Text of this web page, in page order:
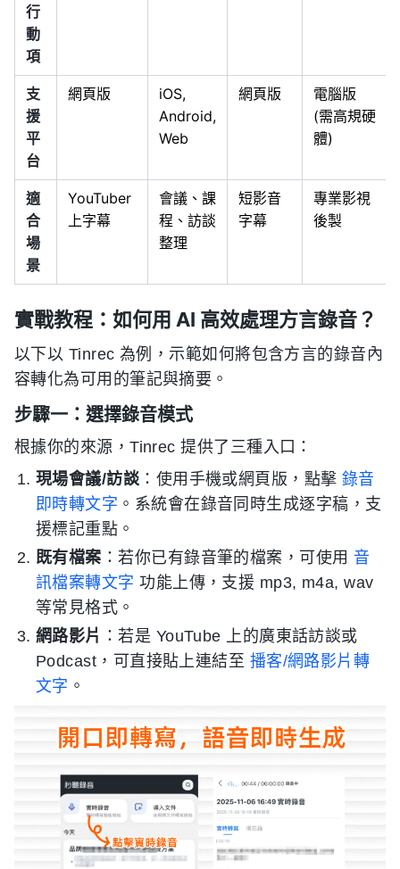
行
動
項
支
援
平
台
網頁版
iOS,
Android,
Web
網頁版
電腦版
(需高規硬
體)
適
合
場
景
YouTuber
上字幕
會議、課
程、訪談
整理
短影音
字幕
專業影視
後製
實戰教程：如何用 AI 高效處理方言錄音？
以下以 Tinrec 為例，示範如何將包含方言的錄音內
容轉化為可用的筆記與摘要。
步驟一：選擇錄音模式
根據你的來源，Tinrec 提供了三種入口：
現場會議/訪談：使用手機或網頁版，點擊錄音
即時轉文字 。系統會在錄音同時生成逐字稿，支
援標記重點。
既有檔案 ：若你已有錄音筆的檔案，可使用 音
訊檔案轉文字 功能上傳，支援 mp3, m4a, wav
等常見格式。
網路影片 ：若是 YouTube 上的廣東話訪談或
Podcast，可直接貼上連結至 播客/網路影片轉
文字 。